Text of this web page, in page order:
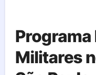
Militares